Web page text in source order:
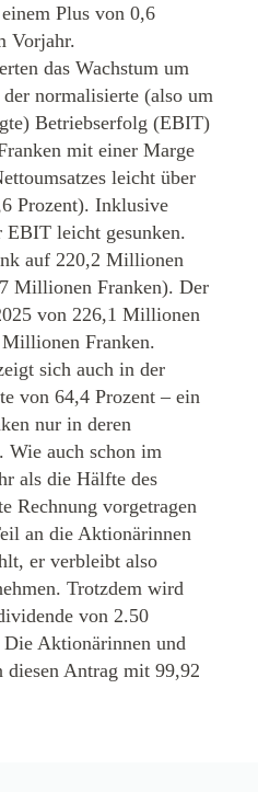
Plus von 0,6
Vorjahr.
das Wachstum um
normalisierte (also um
Betriebserfolg (EBIT)
mit einer Marge
leicht über
Prozent). Inklusive
EBIT leicht gesunken.
auf 220,2 Millionen
Millionen Franken). Der
von 226,1 Millionen
Franken.
sich auch in der
von 64,4 Prozent – ein
nur in deren
auch schon im
als die Hälfte des
Rechnung vorgetragen
an die Aktionärinnen
er verbleibt also
Trotzdem wird
von 2.50
Die Aktionärinnen und
diesen Antrag mit 99,92